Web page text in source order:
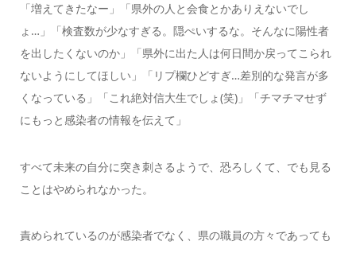
「増えてきたなー」「県外の人と会食とかありえないでし
ょ…」「検査数が少なすぎる。隠ぺいするな。そんなに陽性者
を出したくないのか」「県外に出た人は何日間か戻ってこられ
ないようにしてほしい」「リプ欄ひどすぎ…差別的な発言が多
くなっている」「これ絶対信大生でしょ(笑)」「チマチマせず
にもっと感染者の情報を伝えて」
すべて未来の自分に突き刺さるようで、恐ろしくて、でも見る
ことはやめられなかった。
責められているのが感染者でなく、県の職員の方々であっても